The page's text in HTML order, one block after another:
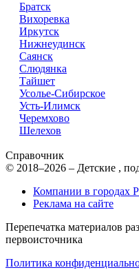
Братск
Вихоревка
Иркутск
Нижнеудинск
Саянск
Слюдянка
Тайшет
Усолье-Сибирское
Усть-Илимск
Черемхово
Шелехов
Справочник
© 2018–2026 – Детские ,
Компании в городах
Реклама на сайте
Перепечатка материалов
первоисточника
Политика